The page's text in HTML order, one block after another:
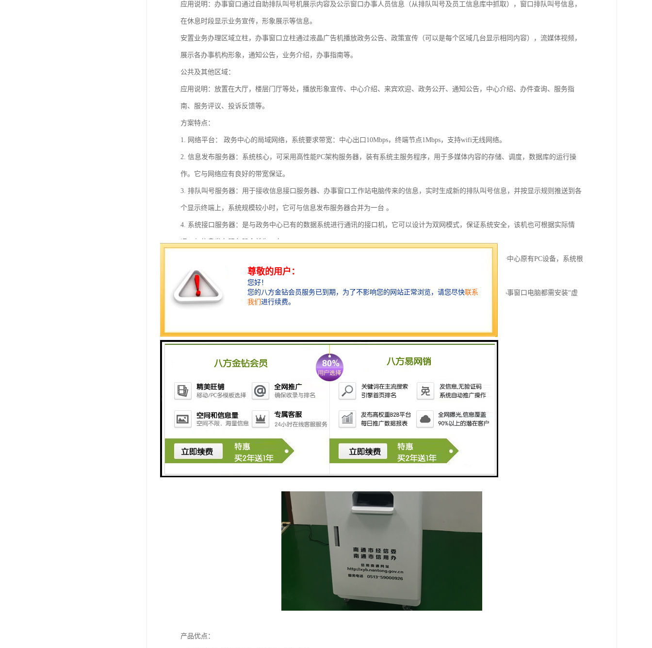
应用说明：办事窗口通过自助排队叫号机展示内容及公示窗口办事人员信息（从排队叫号及员工信息库中抓取），窗口排队叫号信息，
在休息时段显示业务宣传，形象展示等信息。
安置业务办理区域立柱，办事窗口立柱通过液晶广告机播放政务公告、政策宣传（可以是每个区域几台显示相同内容），流媒体视频，
展示各办事机构形象，通知公告，业务介绍，办事指南等。
公共及其他区域：
应用说明：放置在大厅，楼层门厅等处，播放形象宣传、中心介绍、来宾欢迎、政务公开、通知公告，中心介绍、办件查询、服务指
南、服务评议、投诉反馈等。
方案特点：
1. 网络平台： 政务中心的局域网络，系统要求带宽：中心出口10Mbps，终端节点1Mbps，支持wifi无线网络。
2. 信息发布服务器：系统核心，可采用高性能PC架构服务器，装有系统主服务程序，用于多媒体内容的存储、调度，数据库的运行操
作。它与网络应有良好的带宽保证。
3. 排队叫号服务器：用于接收信息接口服务器、办事窗口工作站电脑传来的信息，实时生成新的排队叫号信息，并按显示规则推送到各
个显示终端上，系统规模较小时，它可与信息发布服务器合并为一台 。
4. 系统接口服务器：是与政务中心已有的数据系统进行通讯的接口机，它可以设计为双网模式，保证系统安全，该机也可根据实际情
况，与信息发布服务器合并为一台。
5. 管理工作站：用于对系统的管理，包括系统设置，系统，内容组织，发布，系统维护等，该机可以利用政务中心原有PC设备，系统根
据权限可设计多台管理工作站。
6. 办事窗口工作电脑：采用政务中心原有的电脑，加装虚拟叫号器软件，工作人员方便进行患者叫号。每个办事窗口电脑都需安装“虚
产品优点：